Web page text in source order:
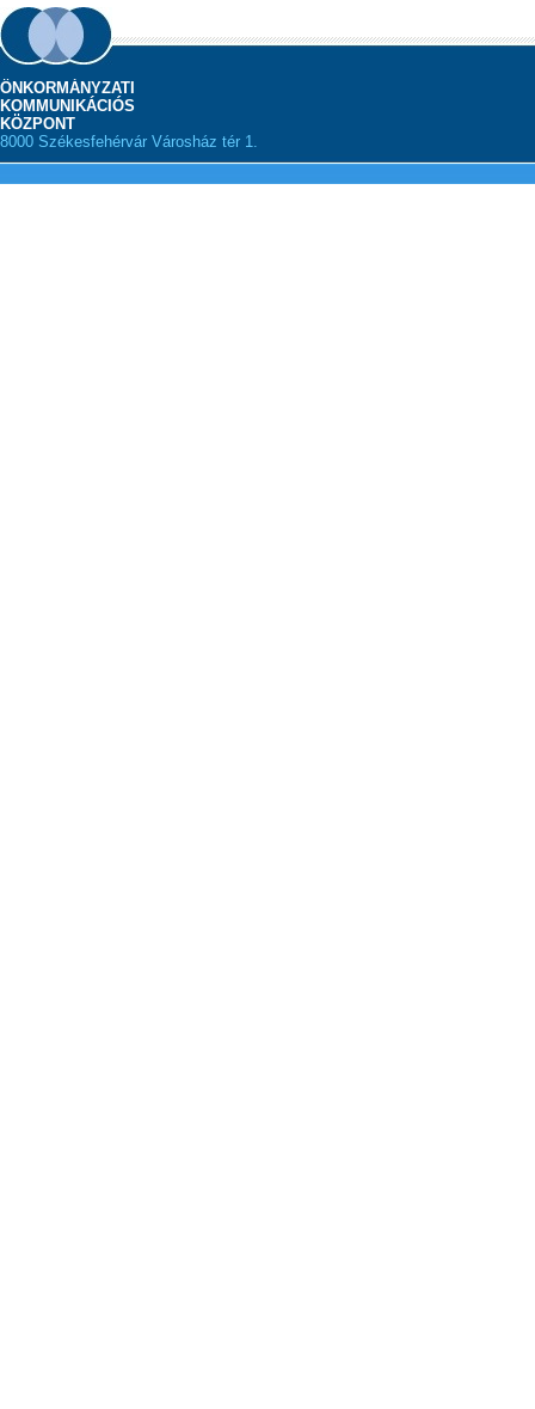
ÖNKORMÁNYZATI
KOMMUNIKÁCIÓS
KÖZPONT
8000 Székesfehérvár Városház tér 1.